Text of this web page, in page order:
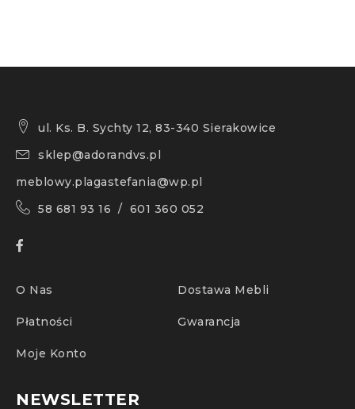
ul. Ks. B. Sychty 12, 83-340 Sierakowice
sklep@adorandvs.pl
meblowy.plagastefania@wp.pl
58 681 93 16 / 601 360 052
O Nas Dostawa Mebli
Płatności Gwarancja
Moje Konto
NEWSLETTER